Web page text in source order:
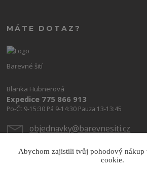
MÁTE DOTAZ?
Barevné šití
Blanka Hubnerová
Expedice 775 866 913
Po-Čt 9-15:30 Pá 9-14:30 Pauza 13-13:45
objednavky@barevnesiti.cz
Abychom zajistili tvůj pohodový nákup
cookie.